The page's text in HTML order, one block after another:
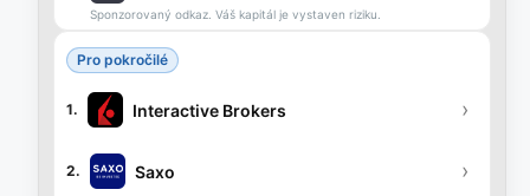
Sponzorovaný odkaz. Váš kapitál je vystaven riziku.
Pro pokročilé
1. Interactive Brokers ›
2. Saxo ›